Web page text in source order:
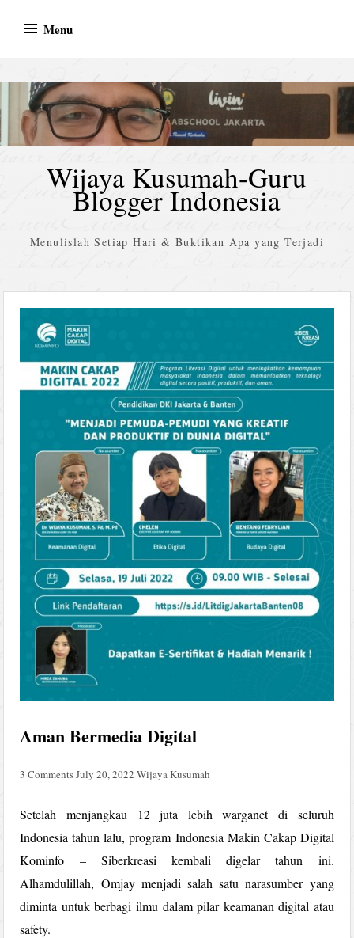
Menu
Wijaya Kusumah-Guru
Blogger Indonesia
Menulislah Setiap Hari & Buktikan Apa yang Terjadi
Aman Bermedia Digital
3 CommentsJuly 20, 2022 Wijaya Kusumah
Setelah menjangkau 12 juta lebih warganet di seluruh
Indonesia tahun lalu, program Indonesia Makin Cakap Digital
Kominfo – Siberkreasi kembali digelar tahun ini.
Alhamdulillah, Omjay menjadi salah satu narasumber yang
diminta untuk berbagi ilmu dalam pilar keamanan digital atau
safety.